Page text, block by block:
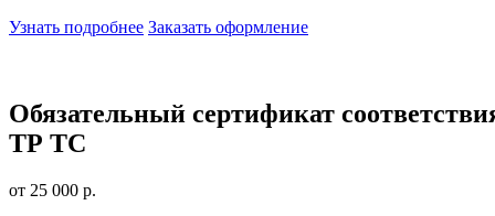
Узнать подробнее Заказать оформление
Обязательный сертификат
ТР ТС
от 25 000 р.